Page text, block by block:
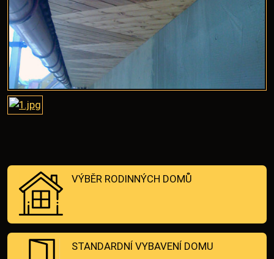
VÝBĚR RODINNÝCH DOMŮ
STANDARDNÍ VYBAVENÍ DOMU